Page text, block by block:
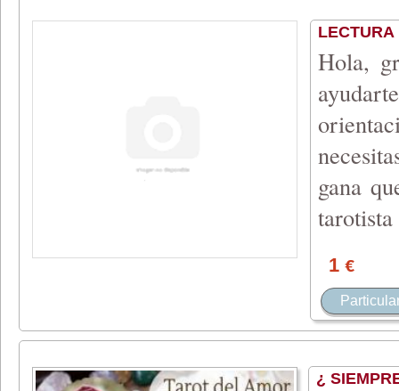
LECTURA
Hola,
gana
1 €
¿